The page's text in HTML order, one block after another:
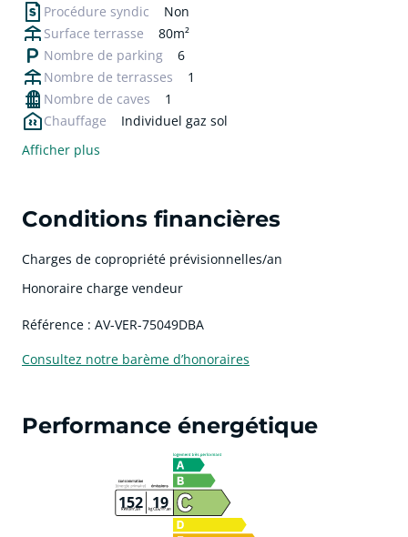
Procédure syndic
Non
Surface terrasse
80m²
Nombre de parking
6
Nombre de terrasses
1
Nombre de caves
1
Chauffage
Individuel gaz sol
Afficher plus
Conditions financières
Charges de copropriété prévisionnelles/an
Honoraire charge vendeur
Référence : AV-VER-75049DBA
Consultez notre barème d’honoraires
Performance énergétique
152 19